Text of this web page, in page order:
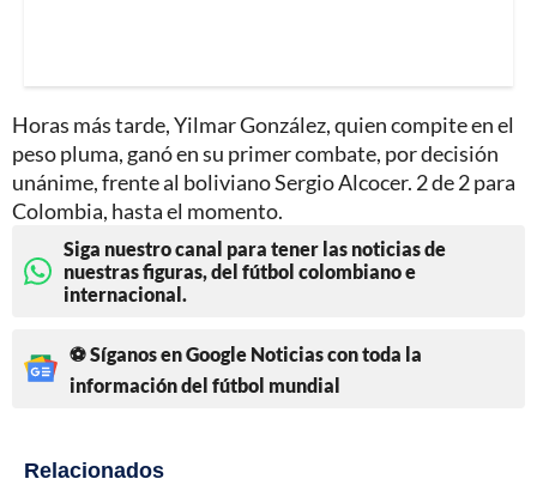
Horas más tarde, Yilmar González, quien compite en el
peso pluma, ganó en su primer combate, por decisión
unánime, frente al boliviano Sergio Alcocer. 2 de 2 para
Colombia, hasta el momento.
Siga nuestro canal para tener las noticias de
nuestras figuras, del fútbol colombiano e
internacional.
⚽ Síganos en Google Noticias con toda la
información del fútbol mundial
Relacionados